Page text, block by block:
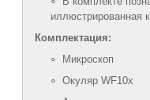
иллюстрированная
Комплектация:
Микроскоп
Окуляр WF10x